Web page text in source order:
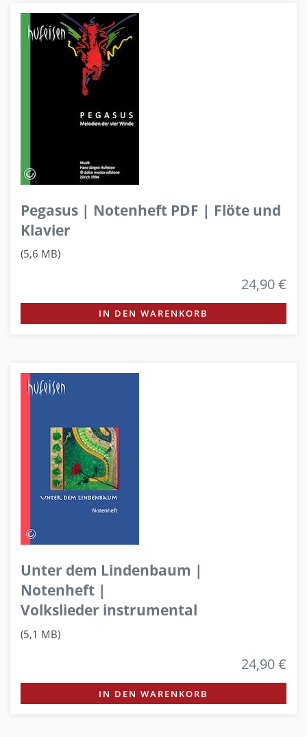
Pegasus | Notenheft PDF | Flöte und
Klavier
(5,6 MB)
24,90 €
IN DEN WARENKORB
Unter dem Lindenbaum |
Notenheft |
Volkslieder instrumental
(5,1 MB)
24,90 €
IN DEN WARENKORB